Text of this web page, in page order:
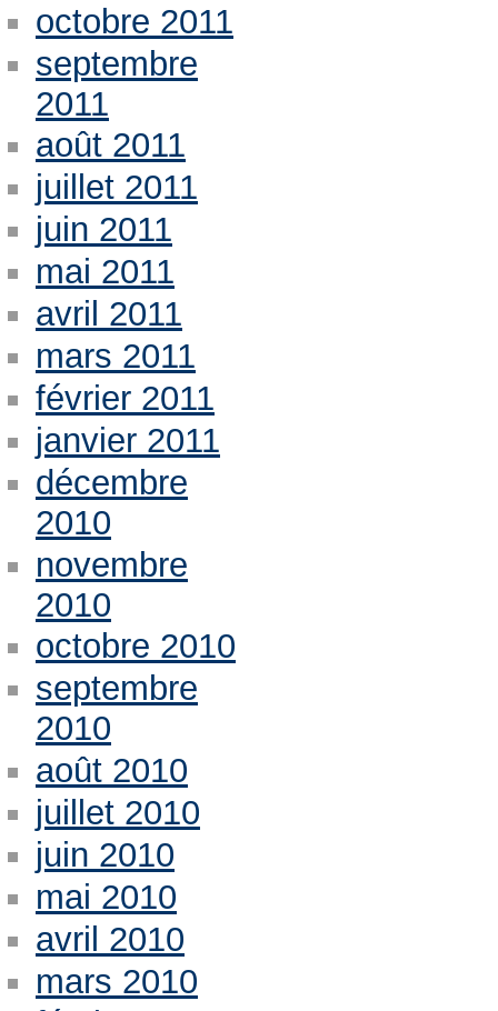
octobre 2011
septembre
2011
août 2011
juillet 2011
juin 2011
mai 2011
avril 2011
mars 2011
février 2011
janvier 2011
décembre
2010
novembre
2010
octobre 2010
septembre
2010
août 2010
juillet 2010
juin 2010
mai 2010
avril 2010
mars 2010